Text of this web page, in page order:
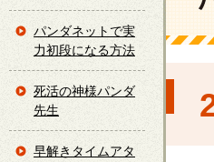
パンダネットで実
力初段になる方法
死活の神様パンダ
先生
早解きタイムアタ